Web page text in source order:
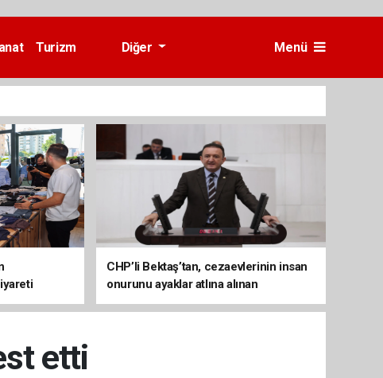
Turizm Diğer Menü
CHP’li Bektaş’tan, cezaevlerinin insan
onurunu ayaklar atlına alınan
mekânlara dönüşmesine tepki
etti